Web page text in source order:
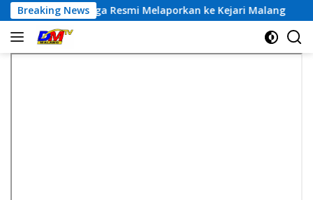
Langsung
ke
konten
Breaking News
Resmi Melaporkan ke Kejari Malang Klarifikasi Tim